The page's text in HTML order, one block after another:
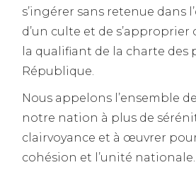
s’ingérer sans retenue dans
d’un culte et de
la qualifiant de la charte des
République.
Nous appelons l’ensemble
notre nation à plus de
clairvoyance et à œuvrer
cohésion et l’unité nationale.